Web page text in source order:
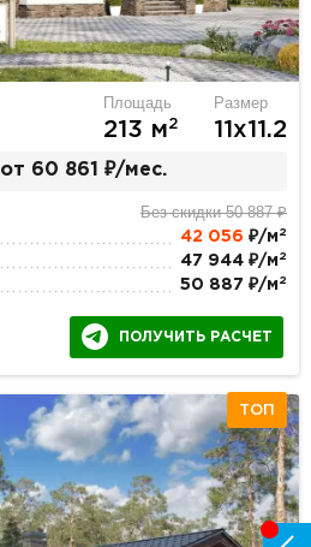
Площадь
213 м2
Размер
11х11.2
от 60 861 ₽/мес.
Без скидки 50 887 ₽
42 056 ₽/м 2
47 944 ₽/м 2
50 887 ₽/м 2
ПОЛУЧИТЬ РАСЧЕТ
ТОП